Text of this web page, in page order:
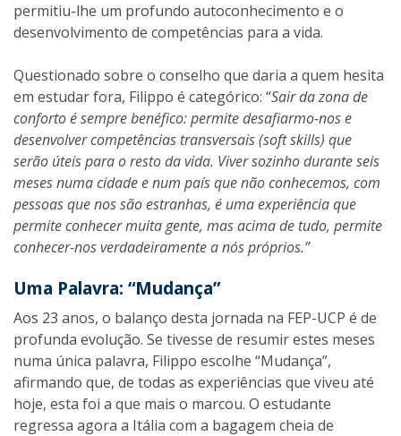
permitiu-lhe um profundo autoconhecimento e o
desenvolvimento de competências para a vida.
Questionado sobre o conselho que daria a quem hesita
em estudar fora, Filippo é categórico: “Sair da zona de
conforto é sempre benéfico: permite desafiarmo-nos e
desenvolver competências transversais (soft skills) que
serão úteis para o resto da vida. Viver sozinho durante seis
meses numa cidade e num país que não conhecemos, com
pessoas que nos são estranhas, é uma experiência que
permite conhecer muita gente, mas acima de tudo, permite
conhecer-nos verdadeiramente a nós próprios.”
Uma Palavra: “Mudança”
Aos 23 anos, o balanço desta jornada na FEP-UCP é de
profunda evolução. Se tivesse de resumir estes meses
numa única palavra, Filippo escolhe “Mudança”,
afirmando que, de todas as experiências que viveu até
hoje, esta foi a que mais o marcou. O estudante
regressa agora a Itália com a bagagem cheia de